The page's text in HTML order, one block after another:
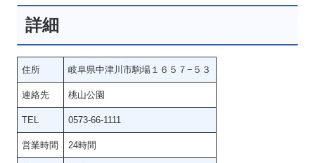
詳細
住所 岐阜県中津川市駒場１６５７−５３
連絡先 桃山公園
TEL 0573-66-1111
営業時間 24時間